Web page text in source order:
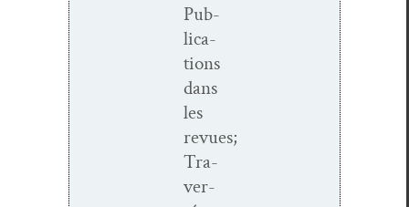
Pub­
li­ca­
tions
dans
les
revues;
Tra­
ver­